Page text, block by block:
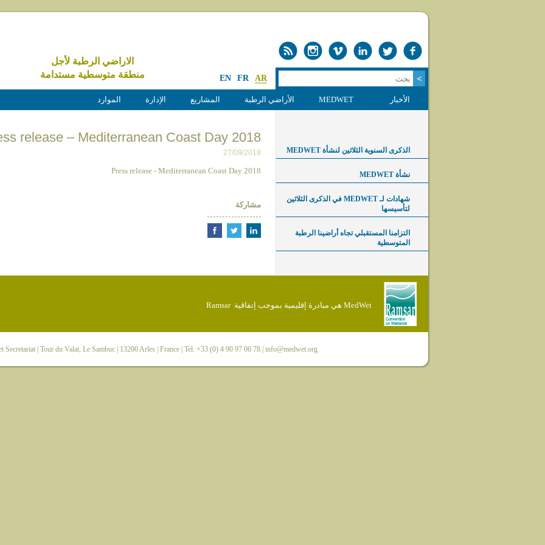
الاراضي الرطبة لأجل
منطقة متوسطية مستدامة
EN FR AR
الأخبار MEDWET الأراضي الرطبة المشاريع الإدارة الموارد
release – Mediterranean Coast Day 2018
27/09/2018
Press release - Mediterranean Coast Day 2018
مشاركة
الذكرى السنوية الثلاثين لنشأة MEDWET
نشأة MEDWET
شهادات لـ MEDWET في الذكرى الثلاثين
لتأسيسها
التزامنا المستقبلي تجاه أراضينا الرطبة
المتوسطية
MedWet هي مبادرة إقليمية بموجب إتفاقية Ramsar
Secretariat| Tour du Valat, Le Sambuc | 13200 Arles | France | Tel: +33 (0) 4 90 97 06 78 | info@medwet.org